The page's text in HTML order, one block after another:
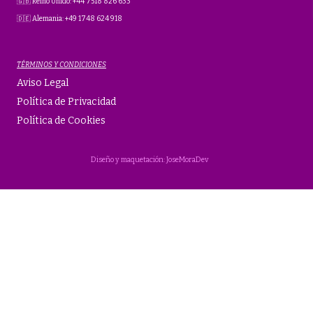
🇩🇪 Alemania: +49 1748 624 918
TÉRMINOS Y CONDICIONES
Aviso Legal
Política de Privacidad
Política de Cookies
Diseño y maquetación: JoseMoraDev